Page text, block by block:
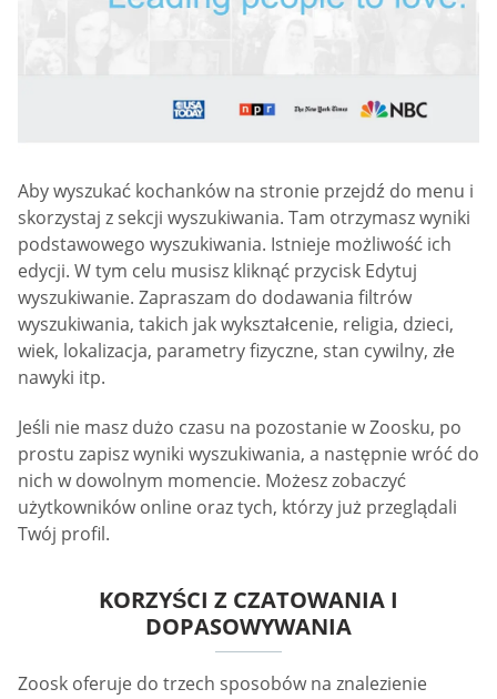
Aby wyszukać kochanków na stronie przejdź do menu i
skorzystaj z sekcji wyszukiwania. Tam otrzymasz wyniki
podstawowego wyszukiwania. Istnieje możliwość ich
edycji. W tym celu musisz kliknąć przycisk Edytuj
wyszukiwanie. Zapraszam do dodawania filtrów
wyszukiwania, takich jak wykształcenie, religia, dzieci,
wiek, lokalizacja, parametry fizyczne, stan cywilny, złe
nawyki itp.
Jeśli nie masz dużo czasu na pozostanie w Zoosku, po
prostu zapisz wyniki wyszukiwania, a następnie wróć do
nich w dowolnym momencie. Możesz zobaczyć
użytkowników online oraz tych, którzy już przeglądali
Twój profil.
KORZYŚCI Z CZATOWANIA I
DOPASOWYWANIA
Zoosk oferuje do trzech sposobów na znalezienie